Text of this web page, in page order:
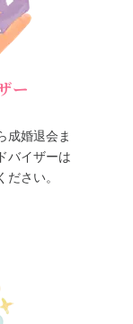
ー
成婚退会ま
バイザーは
さい。